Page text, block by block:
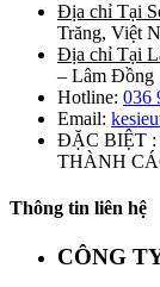
Địa chỉ Tại
Trăng, Việt
Địa chỉ Tại
– Lâm Đồng
Hotline: 036
Email:
ĐẶC BIỆT :
THÀNH
Thông tin liên hệ
CÔNG